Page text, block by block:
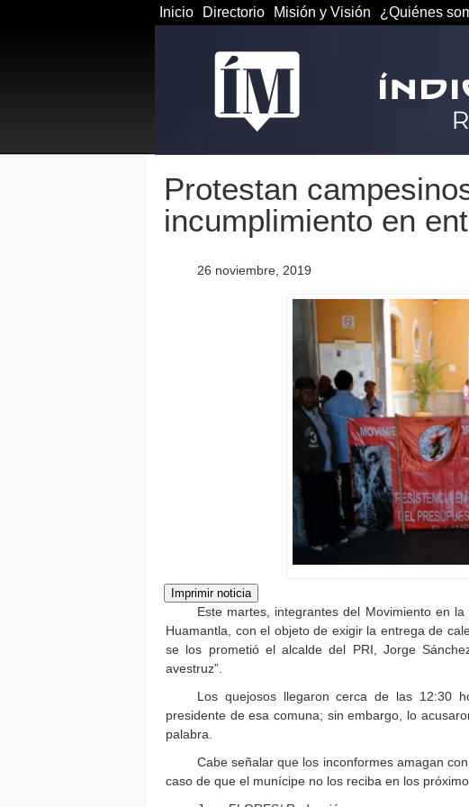
Inicio Directorio Misión y Visión ¿Quiénes
Protestan
incumplimiento en
26 noviembre, 2019
Este martes, integrantes del Movimiento en
Huamantla, con el objeto de exigir la entrega de
se los prometió el alcalde del PRI, Jorge
avestruz”.
Los quejosos llegaron cerca de las 12:30
presidente de esa comuna; sin embargo, lo
palabra.
Cabe señalar que los inconformes amagan
caso de que el munícipe no los reciba en los